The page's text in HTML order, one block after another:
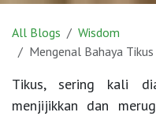
All Blogs
Wisdom
Mengenal Bahaya Tikus di
Tikus, sering kali
menjijikkan dan